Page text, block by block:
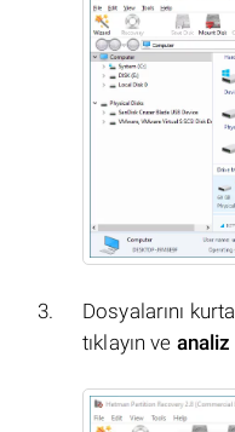
Dosyalarını
tıklayın ve